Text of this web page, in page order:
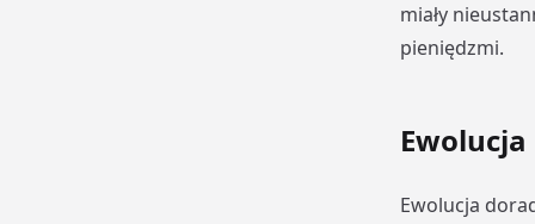
miały
pieniędzmi.
Ewolucja